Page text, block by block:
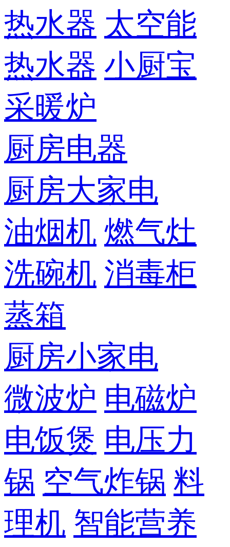
热水器 太空能
热水器 小厨宝
采暖炉
厨房电器
厨房大家电
油烟机 燃气灶
洗碗机 消毒柜
蒸箱
厨房小家电
微波炉 电磁炉
电饭煲 电压力
锅 空气炸锅 料
理机 智能营养